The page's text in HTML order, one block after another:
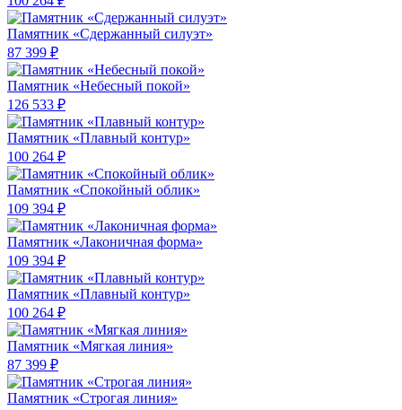
Памятник «Сдержанный силуэт»
87 399 ₽
Памятник «Небесный покой»
126 533 ₽
Памятник «Плавный контур»
100 264 ₽
Памятник «Спокойный облик»
109 394 ₽
Памятник «Лаконичная форма»
109 394 ₽
Памятник «Плавный контур»
100 264 ₽
Памятник «Мягкая линия»
87 399 ₽
Памятник «Строгая линия»